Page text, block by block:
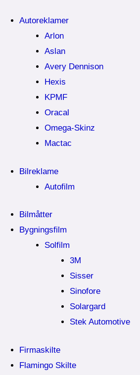
Autoreklamer
Arlon
Aslan
Avery Dennison
Hexis
KPMF
Oracal
Omega-Skinz
Mactac
Bilreklame
Autofilm
Bilmåtter
Bygningsfilm
Solfilm
3M
Sisser
Sinofore
Solargard
Stek Automotive
Firmaskilte
Flamingo Skilte